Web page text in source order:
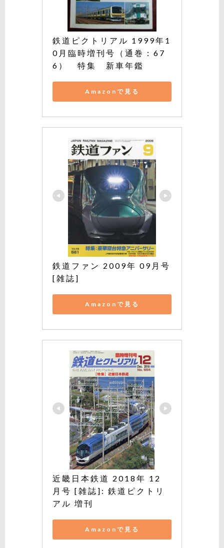
鉄道ピクトリアル 1999年1
0月臨時増刊号（通巻：67
6）　特集　新車年鑑
Amazonで見る
鉄道ファン 2009年 09月号
[雑誌]
Amazonで見る
近畿日本鉄道 2018年 12
月号 [雑誌]: 鉄道ピクトリ
アル 増刊
Amazonで見る